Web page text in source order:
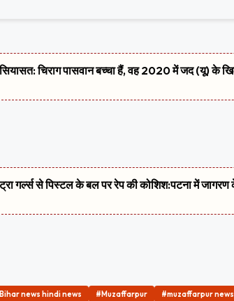
सियासत: चिराग पासवान बच्चा हैं, वह 2020 में जद (यू) के
गर्ल्स से पिस्टल के बल पर रेप की कोशिश:पटना में
news hindi news #Muzaffarpur #muzaffarpur news